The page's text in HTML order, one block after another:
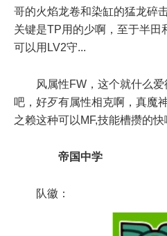
哥的火焰龙卷和染缸的猛龙碎
关键是TP用的少啊，至于半田
可以用LV2守...
风属性FW，这个就什么
吧，好歹有属性相克啊，真魔
之赖这种可以MF,技能槽攒的
帝国中学
队徽：